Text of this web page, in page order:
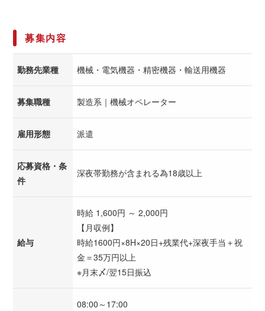
募集内容
勤務先業種 機械・電気機器・精密機器・輸送用機器
募集職種 製造系｜機械オペレーター
雇用形態 派遣
応募資格・条
件
深夜帯勤務が含まれる為18歳以上
給与
時給 1,600円 ～ 2,000円
【月収例】
時給1600円×8H×20日+残業代+深夜手当＋祝
金＝35万円以上
※月末〆/翌15日振込
08:00～17:00